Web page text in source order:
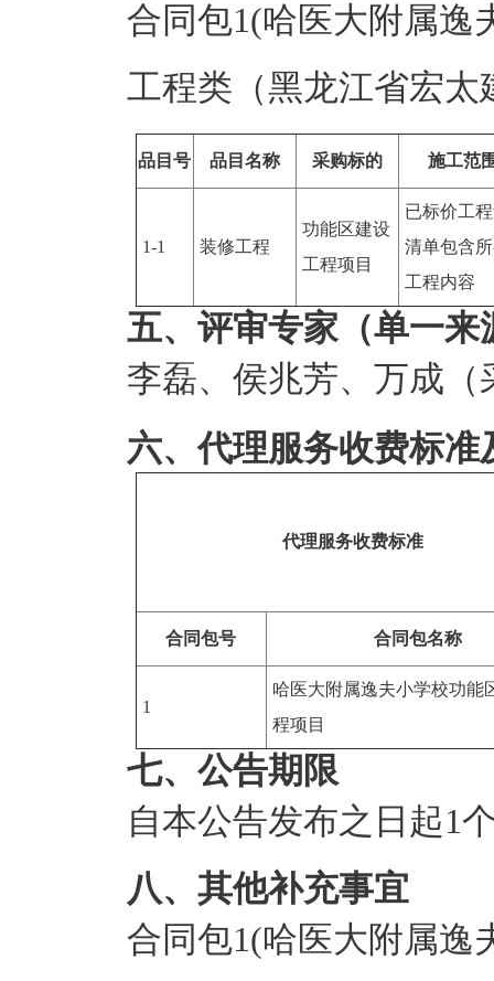
合同包1(哈医大附属逸
工程类（黑龙江省宏
品目号 品目名称 采购标的 施工范
1-1 装修工程
功能区建设
工程项目
已标价工
清单包含
工程内容
五、评审专家（单一
李磊、 侯兆芳、 万成（
六、代理服务收费标准
代理服务收费标准
合同包号 合同包名称
1
哈医大附属逸夫小学校功能
程项目
七、公告期限
自本公告发布之日起1
八、其他补充事宜
合同包1(哈医大附属逸